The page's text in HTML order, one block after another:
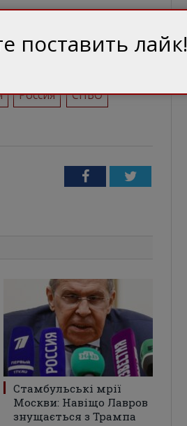
Россия
СНБО
FacebookTwitter
Стамбульські мрії
Москви: Навіщо Лавров
знущається з Трампа
поставить лайк!